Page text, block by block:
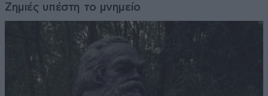
Ζημιές υπέστη το μνημείο